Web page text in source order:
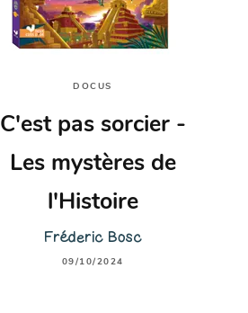
DOCUS
C'est pas sorcier -
Les mystères de
l'Histoire
Fréderic Bosc
09/10/2024